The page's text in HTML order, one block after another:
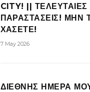
CITY! || ΤΕΛΕΥΤΑΙΕΣ
ΠΑΡΑΣΤΑΣΕΙΣ! ΜΗΝ
ΧΑΣΕΤΕ!
7 May 2026
ΔΙΕΘΝΗΣ ΗΜΕΡΑ